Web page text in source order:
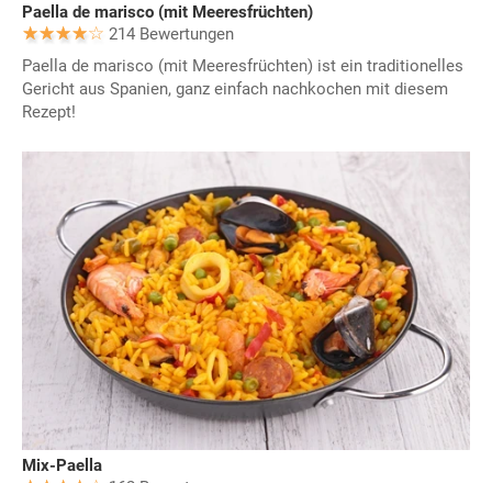
Paella de marisco (mit Meeresfrüchten)
214 Bewertungen
Paella de marisco (mit Meeresfrüchten) ist ein traditionelles
Gericht aus Spanien, ganz einfach nachkochen mit diesem
Rezept!
Mix-Paella